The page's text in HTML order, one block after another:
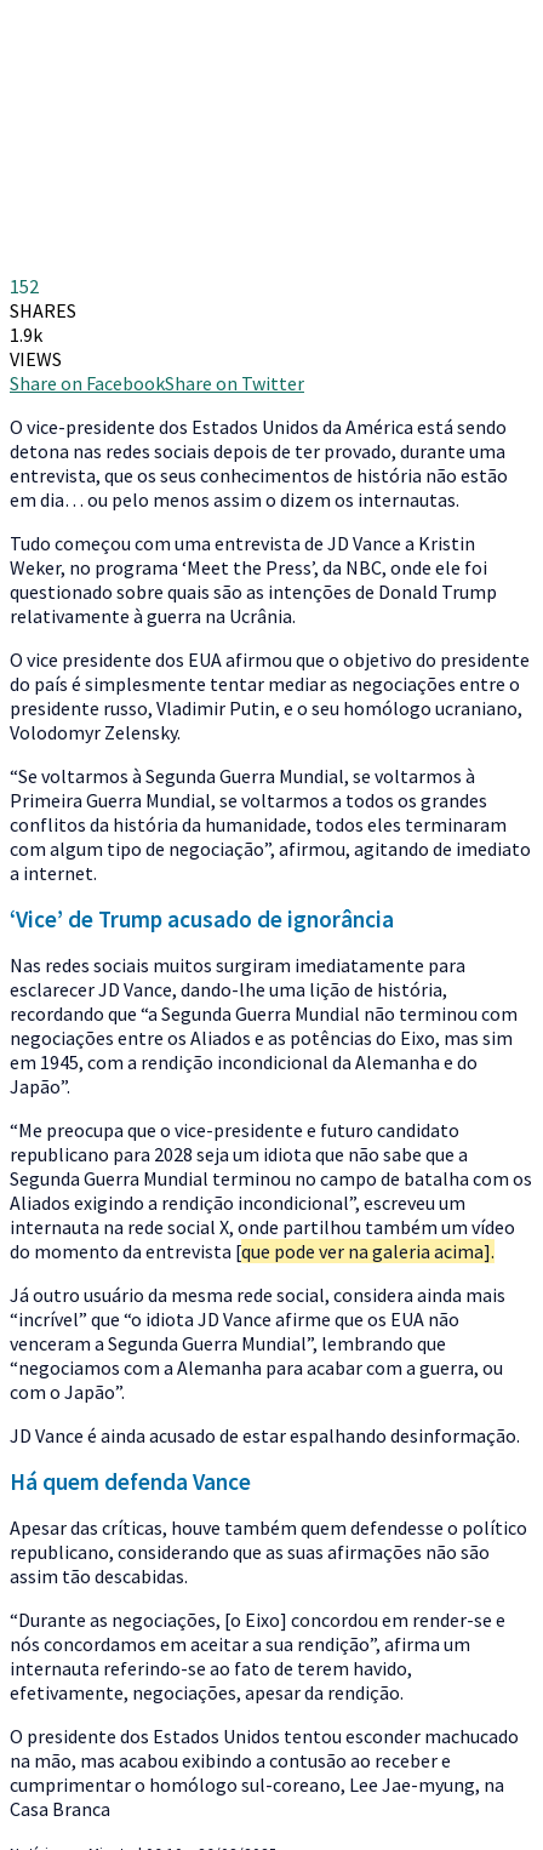
152
SHARES
1.9k
VIEWS
Share on FacebookShare on Twitter
O vice-presidente dos Estados Unidos da América está sendo
detona nas redes sociais depois de ter provado, durante uma
entrevista, que os seus conhecimentos de história não estão
em dia… ou pelo menos assim o dizem os internautas.
Tudo começou com uma entrevista de JD Vance a Kristin
Weker, no programa ‘Meet the Press’, da NBC, onde ele foi
questionado sobre quais são as intenções de Donald Trump
relativamente à guerra na Ucrânia.
O vice presidente dos EUA afirmou que o objetivo do presidente
do país é simplesmente tentar mediar as negociações entre o
presidente russo, Vladimir Putin, e o seu homólogo ucraniano,
Volodomyr Zelensky.
“Se voltarmos à Segunda Guerra Mundial, se voltarmos à
Primeira Guerra Mundial, se voltarmos a todos os grandes
conflitos da história da humanidade, todos eles terminaram
com algum tipo de negociação”, afirmou, agitando de imediato
a internet.
‘Vice’ de Trump acusado de ignorância
Nas redes sociais muitos surgiram imediatamente para
esclarecer JD Vance, dando-lhe uma lição de história,
recordando que “a Segunda Guerra Mundial não terminou com
negociações entre os Aliados e as potências do Eixo, mas sim
em 1945, com a rendição incondicional da Alemanha e do
Japão”.
“Me preocupa que o vice-presidente e futuro candidato
republicano para 2028 seja um idiota que não sabe que a
Segunda Guerra Mundial terminou no campo de batalha com os
Aliados exigindo a rendição incondicional”, escreveu um
internauta na rede social X, onde partilhou também um vídeo
do momento da entrevista [que pode ver na galeria acima].
Já outro usuário da mesma rede social, considera ainda mais
“incrível” que “o idiota JD Vance afirme que os EUA não
venceram a Segunda Guerra Mundial”, lembrando que
“negociamos com a Alemanha para acabar com a guerra, ou
com o Japão”.
JD Vance é ainda acusado de estar espalhando desinformação.
Há quem defenda Vance
Apesar das críticas, houve também quem defendesse o político
republicano, considerando que as suas afirmações não são
assim tão descabidas.
“Durante as negociações, [o Eixo] concordou em render-se e
nós concordamos em aceitar a sua rendição”, afirma um
internauta referindo-se ao fato de terem havido,
efetivamente, negociações, apesar da rendição.
O presidente dos Estados Unidos tentou esconder machucado
na mão, mas acabou exibindo a contusão ao receber e
cumprimentar o homólogo sul-coreano, Lee Jae-myung, na
Casa Branca